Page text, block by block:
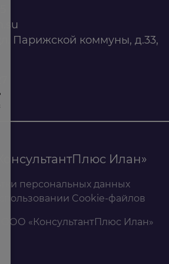
Парижской коммуны, д.33,
Илан»
персональных данных
Cookie-файлов
ООО «КонсультантПлюс Илан»